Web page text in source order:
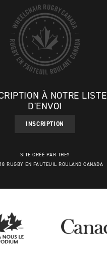
À NOTRE LISTE
D'ENVOI
INSCRIPTION
SITE CRÉÉ PAR THEY
RUGBY EN FAUTEUIL ROULAND CANADA